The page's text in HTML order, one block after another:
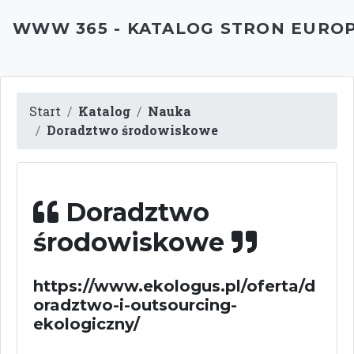
WWW 365 - KATALOG STRON
Start Katalog
Nauka
Doradztwo środowiskowe
Doradztwo
środowiskowe
https://www.ekologus.pl/oferta/d
oradztwo-i-outsourcing-
ekologiczny/